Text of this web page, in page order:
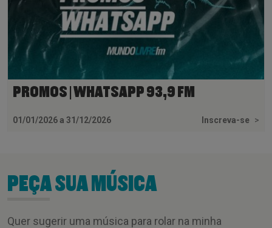
PROMOS | WHATSAPP 93,9 FM
01/01/2026 a 31/12/2026 Inscreva-se >
PEÇA SUA MÚSICA
Quer sugerir uma música para rolar na minha